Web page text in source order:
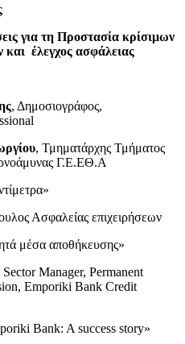
για τη Προστασία κρίσιμων
και έλεγχος ασφάλειας
, Δημοσιογράφος,
, Τμηματάρχης Τμήματος
Γ.Ε.ΕΘ.Α
Ασφαλείας επιχειρήσεων
μέσα αποθήκευσης»
Manager, Permanent
Emporiki Bank Credit
Bank: A success story»